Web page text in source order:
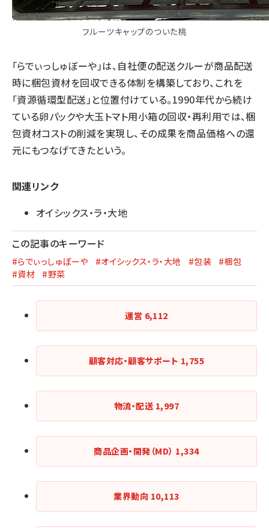
フルーツキャップのついた桃
「らでぃっしゅぼーや」は、自社便の配送クルーが商品配送
時に梱包資材を回収できる体制を構築しており、これを
「資源循環型配送」と位置付けている。1990年代から続け
ている卵パックや大玉トマト用小箱の回収・再利用では、梱
包資材コストの削減を実現し、その成果を商品価格への還
元にもつなげてきたという。
関連リンク
オイシックス・ラ・大地
この記事のキーワード
#らでぃっしゅぼーや #オイシックス・ラ・大地 #包装
#梱包
#資材
#野菜
運営 6,112
顧客対応・顧客サポート 1,755
物流・配送 1,997
商品企画・開発（MD） 1,334
業界動向 10,113